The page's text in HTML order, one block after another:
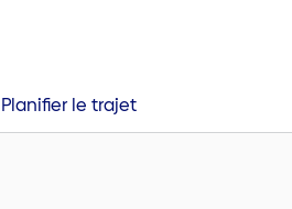
Planifier le trajet